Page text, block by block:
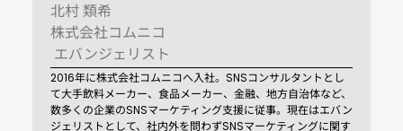
北村 類希
株式会社コムニコ
エバンジェリスト
2016年に株式会社コムニコへ入社。SNSコンサルタントとし
て大手飲料メーカー、食品メーカー、金融、地方自治体など、
数多くの企業のSNSマーケティング支援に従事。 現在はエバン
ジェリストとして、社内外を問わずSNSマーケティングに関す